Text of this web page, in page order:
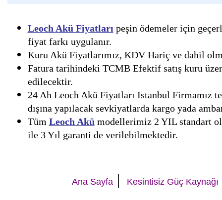
Leoch Akü Fiyatları peşin ödemeler için
fiyat farkı uygulanır.
Kuru Akü Fiyatlarımız, KDV Hariç ve dahil
Fatura tarihindeki TCMB Efektif satış kuru
edilecektir.
24 Ah Leoch Akü Fiyatları Istanbul Firmamız
dışına yapılacak sevkiyatlarda kargo yada
Tüm Leoch Akü modellerimiz 2 YIL standart
ile 3 Yıl garanti de verilebilmektedir.
Ana Sayfa | Kesintisiz Güç Kaynağı